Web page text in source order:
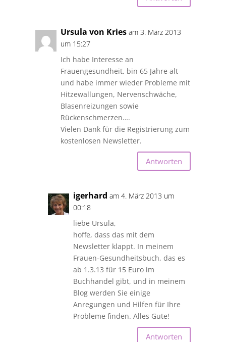
Ursula von Kries am 3. März 2013
um 15:27
Ich habe Interesse an
Frauengesundheit, bin 65 Jahre alt
und habe immer wieder Probleme mit
Hitzewallungen, Nervenschwäche,
Blasenreizungen sowie
Rückenschmerzen….
Vielen Dank für die Registrierung zum
kostenlosen Newsletter.
Antworten
igerhard am 4. März 2013 um
00:18
liebe Ursula,
hoffe, dass das mit dem
Newsletter klappt. In meinem
Frauen-Gesundheitsbuch, das es
ab 1.3.13 für 15 Euro im
Buchhandel gibt, und in meinem
Blog werden Sie einige
Anregungen und Hilfen für Ihre
Probleme finden. Alles Gute!
Antworten